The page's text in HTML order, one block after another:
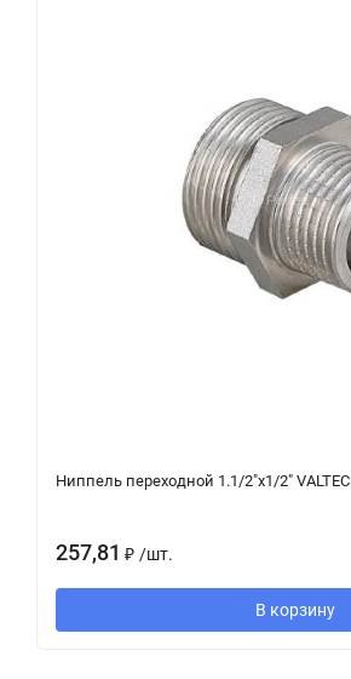
Ниппель переходной 1.1/2"х1/2" VALTEC
257,81 ₽ /шт.
В корзину